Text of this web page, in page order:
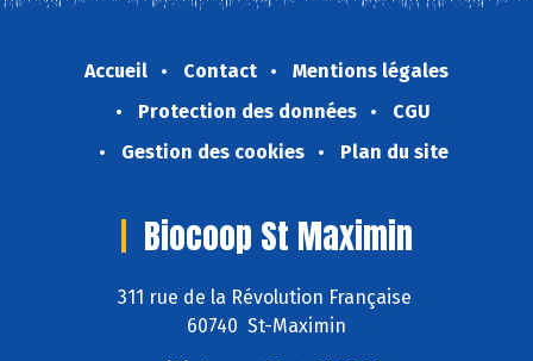
Accueil Contact
Mentions légales
Protection des données
CGU
Gestion des cookies
Plan du site
Biocoop St Maximin
311 rue de la Révolution Française
60740 St-Maximin